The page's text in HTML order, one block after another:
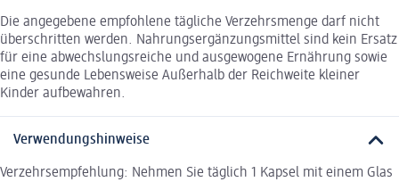
Die angegebene empfohlene tägliche Verzehrsmenge darf nicht
überschritten werden. Nahrungsergänzungsmittel sind kein Ersatz
für eine abwechslungsreiche und ausgewogene Ernährung sowie
eine gesunde Lebensweise Außerhalb der Reichweite kleiner
Kinder aufbewahren.
Verwendungshinweise
Verzehrsempfehlung: Nehmen Sie täglich 1 Kapsel mit einem Glas